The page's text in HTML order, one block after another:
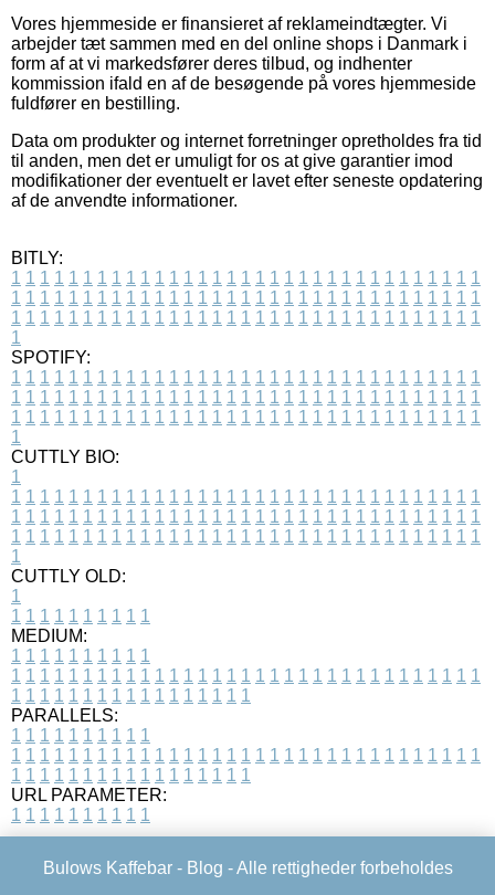
Vores hjemmeside er finansieret af reklameindtægter. Vi
arbejder tæt sammen med en del online shops i Danmark i
form af at vi markedsfører deres tilbud, og indhenter
kommission ifald en af de besøgende på vores hjemmeside
fuldfører en bestilling.
Data om produkter og internet forretninger opretholdes fra tid
til anden, men det er umuligt for os at give garantier imod
modifikationer der eventuelt er lavet efter seneste opdatering
af de anvendte informationer.
BITLY:
1 1 1 1 1 1 1 1 1 1 1 1 1 1 1 1 1 1 1 1 1 1 1 1 1 1 1 1 1 1 1 1 1
1 1 1 1 1 1 1 1 1 1 1 1 1 1 1 1 1 1 1 1 1 1 1 1 1 1 1 1 1 1 1 1 1
1 1 1 1 1 1 1 1 1 1 1 1 1 1 1 1 1 1 1 1 1 1 1 1 1 1 1 1 1 1 1 1 1
1
SPOTIFY:
1 1 1 1 1 1 1 1 1 1 1 1 1 1 1 1 1 1 1 1 1 1 1 1 1 1 1 1 1 1 1 1 1
1 1 1 1 1 1 1 1 1 1 1 1 1 1 1 1 1 1 1 1 1 1 1 1 1 1 1 1 1 1 1 1 1
1 1 1 1 1 1 1 1 1 1 1 1 1 1 1 1 1 1 1 1 1 1 1 1 1 1 1 1 1 1 1 1 1
1
CUTTLY BIO:
1
1 1 1 1 1 1 1 1 1 1 1 1 1 1 1 1 1 1 1 1 1 1 1 1 1 1 1 1 1 1 1 1 1
1 1 1 1 1 1 1 1 1 1 1 1 1 1 1 1 1 1 1 1 1 1 1 1 1 1 1 1 1 1 1 1 1
1 1 1 1 1 1 1 1 1 1 1 1 1 1 1 1 1 1 1 1 1 1 1 1 1 1 1 1 1 1 1 1 1
1
CUTTLY OLD:
1
1 1 1 1 1 1 1 1 1 1
MEDIUM:
1 1 1 1 1 1 1 1 1 1
1 1 1 1 1 1 1 1 1 1 1 1 1 1 1 1 1 1 1 1 1 1 1 1 1 1 1 1 1 1 1 1 1
1 1 1 1 1 1 1 1 1 1 1 1 1 1 1 1 1
PARALLELS:
1 1 1 1 1 1 1 1 1 1
1 1 1 1 1 1 1 1 1 1 1 1 1 1 1 1 1 1 1 1 1 1 1 1 1 1 1 1 1 1 1 1 1
1 1 1 1 1 1 1 1 1 1 1 1 1 1 1 1 1
URL PARAMETER:
1 1 1 1 1 1 1 1 1 1
Bulows Kaffebar - Blog - Alle rettigheder forbeholdes